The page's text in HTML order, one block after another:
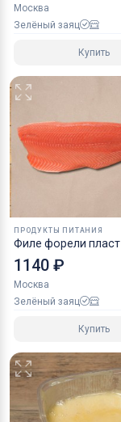
Москва
Зелёный заяц
Купить
ПРОДУКТЫ ПИТАНИЯ
Филе форели пласт
1140 ₽
Москва
Зелёный заяц
Купить